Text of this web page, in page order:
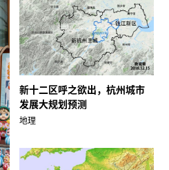
新十二区呼之欲出，杭州城市
发展大规划预测
地理